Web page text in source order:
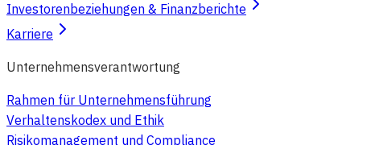
Investorenbeziehungen & Finanzberichte
Karriere
Unternehmensverantwortung
Rahmen für Unternehmensführung
Verhaltenskodex und Ethik
Risikomanagement und Compliance